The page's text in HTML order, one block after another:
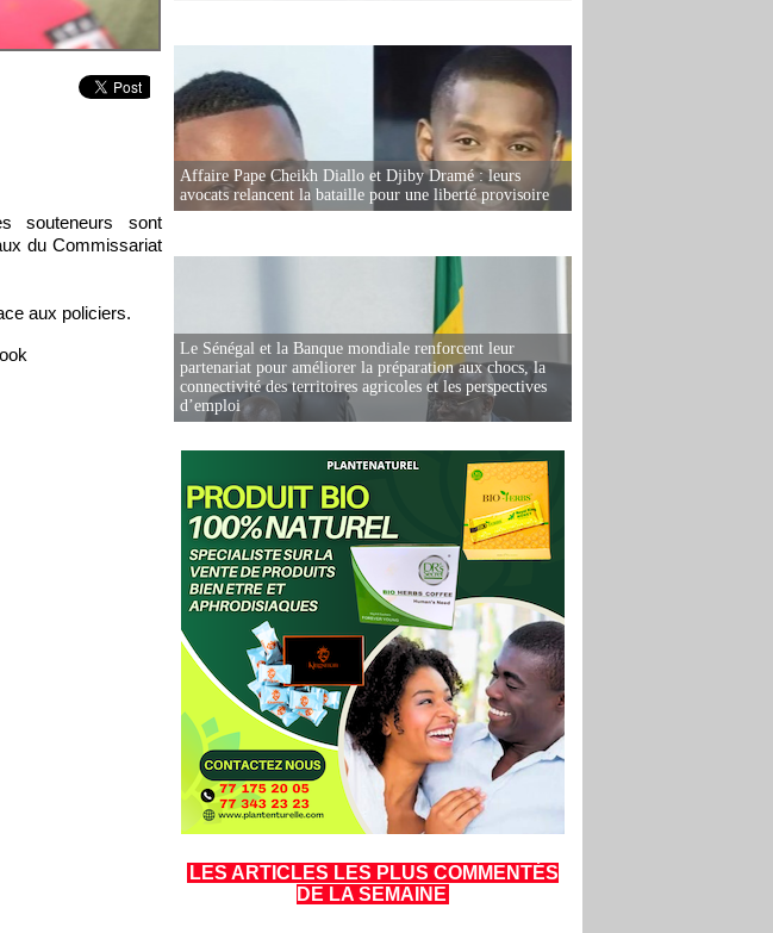
souteneurs sont
du Commissariat
aux policiers.
Affaire Pape Cheikh Diallo et Djiby Dramé : leurs
avocats relancent la bataille pour une liberté provisoire
Le Sénégal et la Banque mondiale renforcent leur
partenariat pour améliorer la préparation aux chocs, la
connectivité des territoires agricoles et les perspectives
d’emploi
LES ARTICLES LES PLUS COMMENTÉS
DE LA SEMAINE